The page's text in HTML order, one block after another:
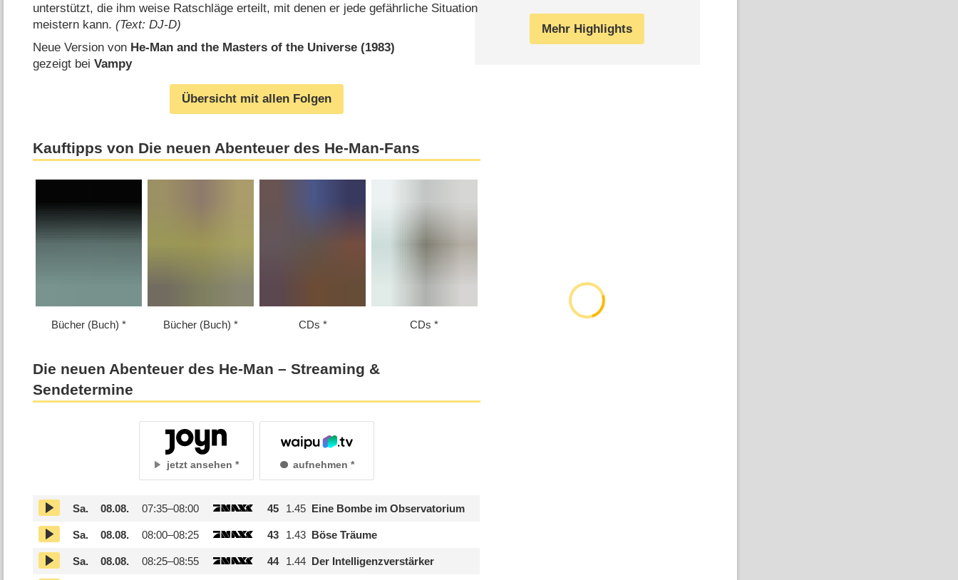
unterstützt, die ihm weise Ratschläge erteilt, mit denen er jede gefährliche Situation
meistern kann.(Text: DJ-D)
Neue Version von He-Man and the Masters of the Universe (1983)
gezeigt beiVampy
Übersicht mit allen Folgen
Kauftipps von Die neuen Abenteuer des He-Man-Fans
Bücher (Buch) Bücher (Buch) CDs CDs
Die neuen Abenteuer des He-Man – Streaming &
Sendetermine
jetzt ansehen aufnehmen
Sa. 08.08. 07:35–08:00 45 1.45 Eine Bombe im Observatorium
Sa. 08.08. 08:00–08:25 43 1.43 Böse Träume
Sa. 08.08. 08:25–08:55 44 1.44 Der Intelligenzverstärker
Mehr Highlights